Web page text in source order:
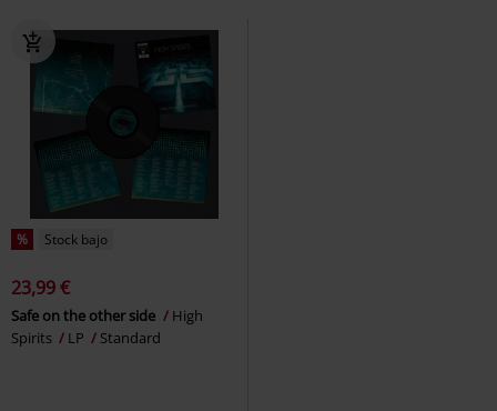
% Stock bajo
23,99 €
Safe on the other side
High
Spirits
LP Standard